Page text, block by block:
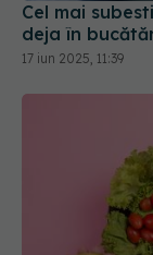
Cel mai
deja în
17 iun 2025, 11:39